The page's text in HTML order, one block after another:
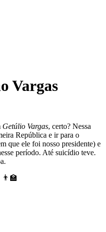
Vargas
Getúlio Vargas, certo? Nessa
República e ir para o
que ele foi nosso presidente) e
período. Até suicídio teve.
👨‍🏫